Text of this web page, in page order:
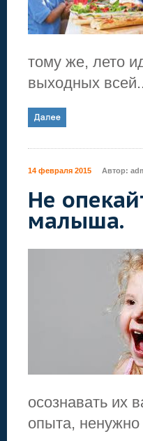
тому же, лето
выходных
14 февраля 2015 Автор:
Не
малыша.
осознавать их
опыта,